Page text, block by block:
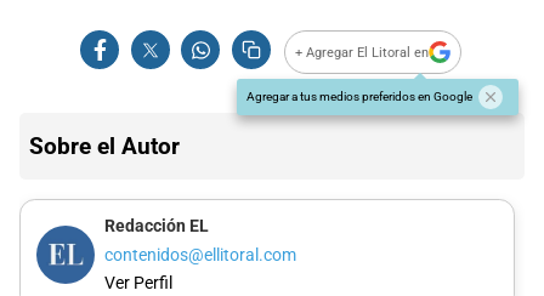
+ Agregar El Litoral en
Agregar a tus medios preferidos en Google
Sobre el Autor
Redacción EL
contenidos@ellitoral.com
Ver Perfil